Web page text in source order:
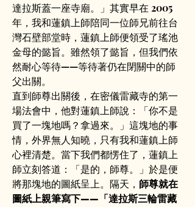
達拉斯蓋一座寺廟。」其實早在 2005
年，我和蓮鎮上師陪同一位師兄前往台
灣石壁部堂時，蓮鎮上師便領受了瑤池
金母的懿旨。雖然領了懿旨，但我們依
然耐心等待——等待著仍在閉關中的師
父出關。
直到師尊出關後，在密儀雷藏寺的第一
場法會中，他對蓮鎮上師說：「你不是
買了一塊地嗎？拿過來。」這塊地的事
情，外界無人知曉，只有我和蓮鎮上師
心裡清楚。當下我們都愣住了，蓮鎮上
師立刻答道：「是的，師尊。」於是便
將那塊地的圖紙呈上。隔天， 師尊就在
圖紙上親筆寫下——「達拉斯三輪雷藏